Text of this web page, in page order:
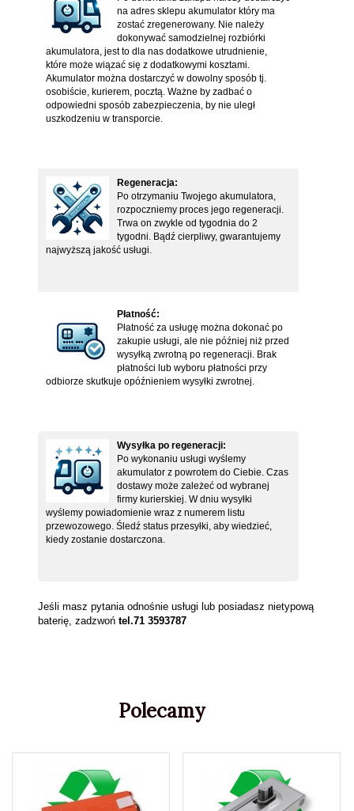
na adres sklepu akumulator który ma
zostać zregenerowany. Nie należy
dokonywać samodzielnej rozbiórki
akumulatora, jest to dla nas dodatkowe utrudnienie,
które może wiązać się z dodatkowymi kosztami.
Akumulator można dostarczyć w dowolny sposób tj.
osobiście, kurierem, pocztą. Ważne by zadbać o
odpowiedni sposób zabezpieczenia, by nie uległ
uszkodzeniu w transporcie.
Regeneracja:
Po otrzymaniu Twojego akumulatora,
rozpoczniemy proces jego regeneracji.
Trwa on zwykle od tygodnia do 2
tygodni. Bądź cierpliwy, gwarantujemy
najwyższą jakość usługi.
Płatność:
Płatność za usługę można dokonać po
zakupie usługi, ale nie później niż przed
wysyłką zwrotną po regeneracji. Brak
płatności lub wyboru płatności przy
odbiorze skutkuje opóźnieniem wysyłki zwrotnej.
Wysyłka po regeneracji:
Po wykonaniu usługi wyślemy
akumulator z powrotem do Ciebie. Czas
dostawy może zależeć od wybranej
firmy kurierskiej. W dniu wysyłki
wyślemy powiadomienie wraz z numerem listu
przewozowego. Śledź status przesyłki, aby wiedzieć,
kiedy zostanie dostarczona.
Jeśli masz pytania odnośnie usługi lub posiadasz nietypową
baterię, zadzwoń tel.71 3593787
Polecamy